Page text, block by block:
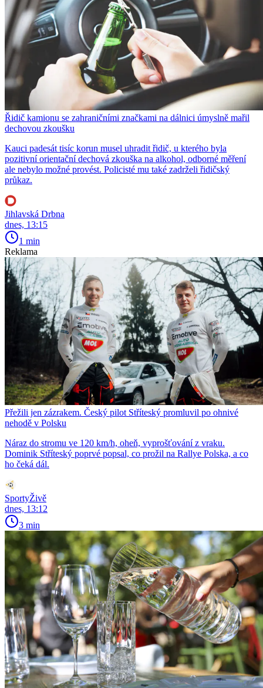
Řidič kamionu se zahraničními značkami na dálnici úmyslně mařil
dechovou zkoušku
Kauci padesát tisíc korun musel uhradit řidič, u kterého byla
pozitivní orientační dechová zkouška na alkohol, odborné měření
ale nebylo možné provést. Policisté mu také zadrželi řidičský
průkaz.
Jihlavská Drbna
dnes, 13:15
1 min
Reklama
Přežili jen zázrakem. Český pilot Stříteský promluvil po ohnivé
nehodě v Polsku
Náraz do stromu ve 120 km/h, oheň, vyprošťování z vraku.
Dominik Stříteský poprvé popsal, co prožil na Rallye Polska, a co
ho čeká dál.
SportyŽivě
dnes, 13:12
3 min